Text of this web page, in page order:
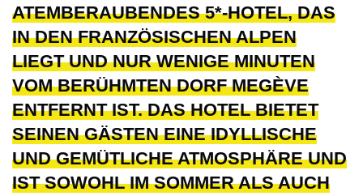
ATEMBERAUBENDES 5*-HOTEL, DAS
IN DEN FRANZÖSISCHEN ALPEN
LIEGT UND NUR WENIGE MINUTEN
VOM BERÜHMTEN DORF MEGÈVE
ENTFERNT IST. DAS HOTEL BIETET
SEINEN GÄSTEN EINE IDYLLISCHE
UND GEMÜTLICHE ATMOSPHÄRE UND
IST SOWOHL IM SOMMER ALS AUCH